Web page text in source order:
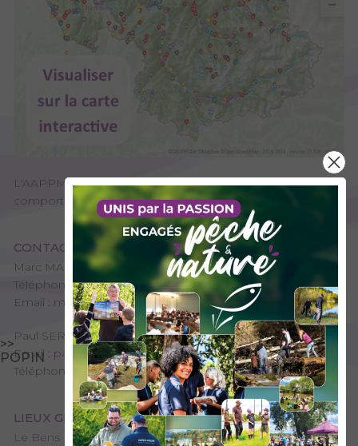
>>
POPIN
L'AAPPMA d'Arvillard, située en Combe de Savoie,
comporte un joli torrent de moyenne montagne : le Bens.
CONTACT
Marc MARTINET - Président de l'AAPPMA
Téléphone : 06 79 26 30 01
Email : marcmartinet73@gmail.com
Paul SERRAO - Trésorier de l'AAPPMA
Email : paul@serraofacades.com
Téléphone : 06 70 56 16 84
LIEUX GÉRÉS PAR L’AAPPMA
Le Bens